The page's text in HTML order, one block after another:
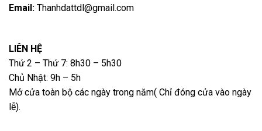
Email: Thanhdattdl@gmail.com
LIÊN HỆ
Thứ 2 – Thứ 7: 8h30 – 5h30
Chủ Nhật: 9h – 5h
Mở cửa toàn bộ các ngày trong năm( Chỉ đóng cửa vào ngày
lễ).